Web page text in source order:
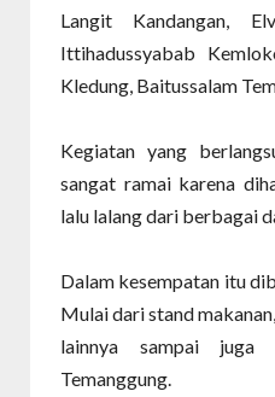
Langit Kandangan,
Ittihadussyabab
Kledung, Baitussalam
Kegiatan yang
sangat ramai karena
lalu lalang dari berbagai
Dalam kesempatan itu
Mulai dari stand
lainnya sampai
Temanggung.